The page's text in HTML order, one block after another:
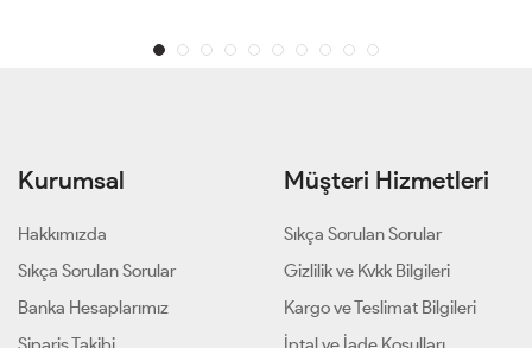
Kurumsal
Hakkımızda
Sıkça Sorulan Sorular
Banka Hesaplarımız
Müşteri Hizmetleri
Sıkça Sorulan Sorular
Gizlilik ve Kvkk Bilgileri
Kargo ve Teslimat Bilgileri